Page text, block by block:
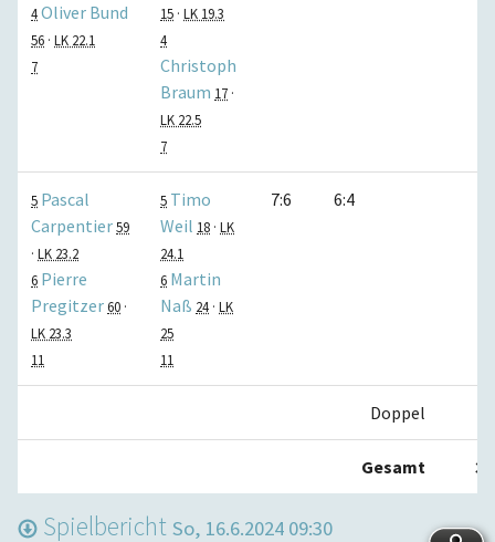
4Oliver Bund
56 · LK 22.1
7
15 · LK 19.3
4
Christoph
Braum 17 ·
LK 22.5
7
5 Pascal
Carpentier59
· LK 23.2
6 Pierre
Pregitzer60 ·
LK 23.3
11
5 Timo
Weil 18 · LK
24.1
6 Martin
Naß 24 · LK
25
11
7:6 6:4
Doppel
Gesamt
Spielbericht So, 16.6.2024 09:30